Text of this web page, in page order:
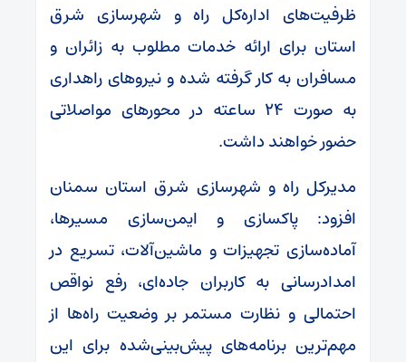
ظرفیت‌های اداره‌کل راه و شهرسازی شرق
استان برای ارائه خدمات مطلوب به زائران و
مسافران به کار گرفته شده و نیروهای راهداری
به صورت ۲۴ ساعته در محورهای مواصلاتی
حضور خواهند داشت.
مدیرکل راه و شهرسازی شرق استان سمنان
افزود: پاکسازی و ایمن‌سازی مسیرها،
آماده‌سازی تجهیزات و ماشین‌آلات، تسریع در
امدادرسانی به کاربران جاده‌ای، رفع نواقص
احتمالی و نظارت مستمر بر وضعیت راه‌ها از
مهم‌ترین برنامه‌های پیش‌بینی‌شده برای این